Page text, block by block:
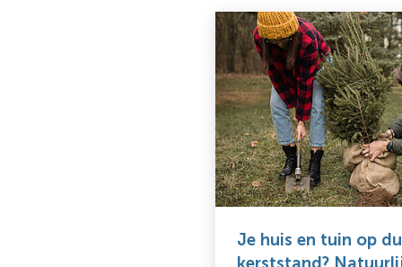
Je huis en tuin op
kerststand?